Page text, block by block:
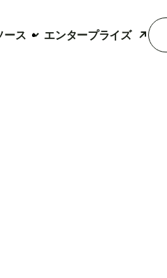
ース エンタープライズ